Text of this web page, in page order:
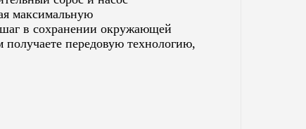
максимальную
в сохранении окружающей
передовую технологию,